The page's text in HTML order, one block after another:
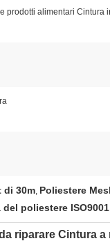
prodotti alimentari Cintura
di 30m, Poliestere
poliestere ISO9001
riparare Cintura